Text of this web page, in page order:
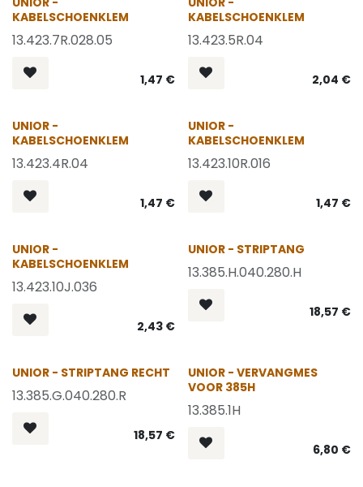
OP = OP
KABELSCHOENKLEM
13.423.7R.028.05
1,47 €
OP = OP
KABELSCHOENKLEM
13.423.5R.04
2,04 €
OP = OP
UNIOR -
KABELSCHOENKLEM
13.423.4R.04
1,47 €
OP = OP
UNIOR -
KABELSCHOENKLEM
13.423.10R.016
1,47 €
OP = OP
UNIOR -
KABELSCHOENKLEM
13.423.10J.036
2,43€
UNIOR - STRIPTANG
13.385.H.040.280.H
18,57 €
UNIOR - STRIPTANG RECHT
13.385.G.040.280.R
18,57 €
UNIOR - VERVANGMES
VOOR 385H
13.385.1H
6,80 €